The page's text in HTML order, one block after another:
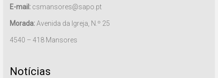
E-mail:csmansores@sapo.pt
Morada:Avenida da Igreja, N.º 25
4540 – 418 Mansores
Notícias